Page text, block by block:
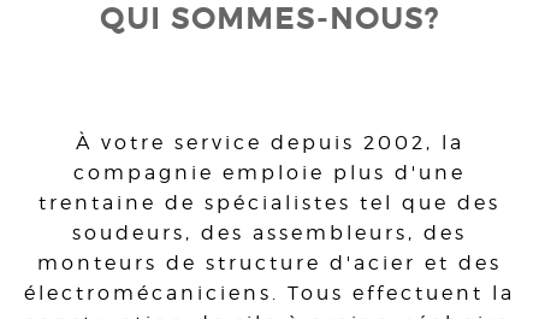
QUI SOMMES-NOUS?
À votre service depuis 2002, la
compagnie emploie plus d'une
trentaine de spécialistes tel que des
soudeurs, des assembleurs, des
monteurs de structure d'acier et des
électromécaniciens. Tous effectuent la